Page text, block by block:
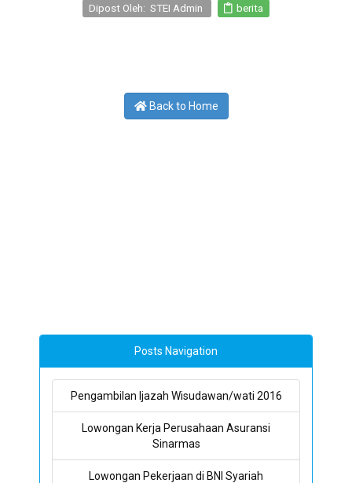
Dipost Oleh: STEI Admin
berita
Back to Home
Posts Navigation
Pengambilan Ijazah Wisudawan/wati 2016
Lowongan Kerja Perusahaan Asuransi
Sinarmas
Lowongan Pekerjaan di BNI Syariah